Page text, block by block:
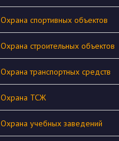
Охрана спортивных объектов
Охрана строительных объектов
Охрана транспортных средств
Охрана ТСЖ
Охрана учебных заведений